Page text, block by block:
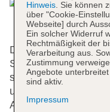
Die Urlauber
Sterne-Hotel mit
steht Dir das Team
unterstützt Dich
Außerdem gibt es
Hinweis. Sie können
über "Cookie-
Webseite] durch
Ein solcher Widerruf
Rechtmäßigkeit der
Verarbeitung aus.
Zustimmung
Angebote
sind aktiv.
Impressum